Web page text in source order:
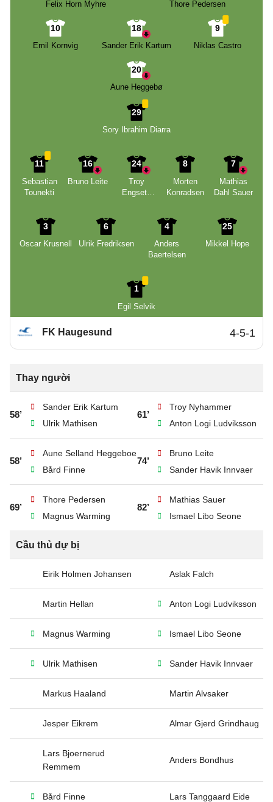
Felix Horn Myhre Thore Pedersen
10
Emil Kornvig
18
Sander Erik Kartum
9
Niklas Castro
20
Aune Heggebø
29
Sory Ibrahim Diarra
11
Sebastian
Tounekti
16
Bruno Leite
24
Troy
Engseth
8
Morten
Konradsen
7
Mathias
Dahl Sauer
3
Oscar Krusnell
6
Ulrik Fredriksen
4
Anders
Baertelsen
25
Mikkel Hope
1
Egil Selvik
FK Haugesund 4-5-1
Thay người
58’
Sander Erik Kartum
Ulrik Mathisen
61’
Troy Nyhammer
Anton Logi Ludviksson
58’
Aune Selland Heggeboe
Bård Finne
74’
Bruno Leite
Sander Havik Innvaer
69’
Thore Pedersen
Magnus Warming
82’
Mathias Sauer
Ismael Libo Seone
Cầu thủ dự bị
Eirik Holmen Johansen Aslak Falch
Martin Hellan Anton Logi Ludviksson
Magnus Warming Ismael Libo Seone
Ulrik Mathisen Sander Havik Innvaer
Markus Haaland Martin Alvsaker
Jesper Eikrem Almar Gjerd Grindhaug
Lars Bjoernerud
Remmem
Anders Bondhus
Bård Finne Lars Tanggaard Eide